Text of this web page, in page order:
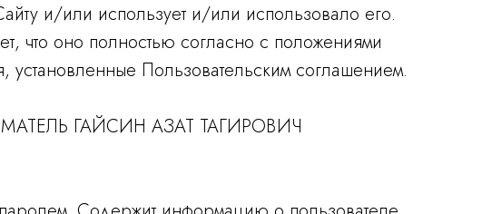
и/или использует и/или использовало его.
что оно полностью согласно с положениями
Пользовательским соглашением.
ГАЙСИН АЗАТ ТАГИРОВИЧ